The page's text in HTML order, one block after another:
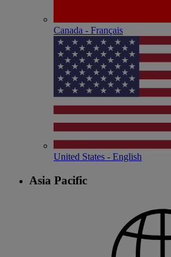
Canada - Français
United States - English
Asia Pacific